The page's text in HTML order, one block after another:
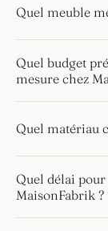
Quel meuble
Quel budget
mesure chez
Quel matériau
Quel délai pour
MaisonFabrik ?